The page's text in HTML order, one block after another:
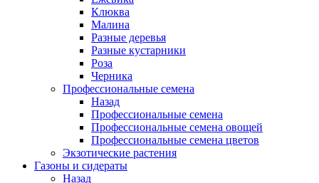
Клюква
Малина
Разные деревья
Разные кустарники
Роза
Черника
Профессиональные семена
Назад
Профессиональные семена
Профессиональные семена овощей
Профессиональные семена цветов
Экзотические растения
Газоны и сидераты
Назад